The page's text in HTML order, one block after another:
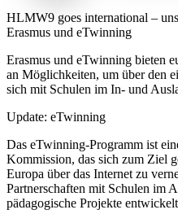
HLMW9 goes international –
Erasmus und eTwinning
Erasmus und eTwinning bieten
an Möglichkeiten, um über den
sich mit Schulen im In- und
Update: eTwinning
Das eTwinning-Programm ist
Kommission, das sich zum Ziel
Europa über das Internet zu
Partnerschaften mit Schulen im
pädagogische Projekte